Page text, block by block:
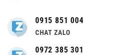
0915 851 004
CHAT ZALO
0972 385 301